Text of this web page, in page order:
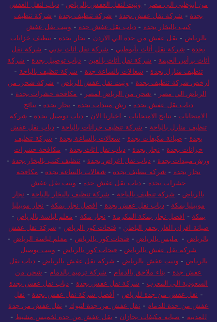
من ابوظبي الى مصر - ونيت لنقل العفش بالرياض -دباب لنقل العفش
بجدة - شركة نقل عفش بجدة - شركة تنظيف بجدة - شركة تنظيف
كنب بالبخار بجدة - دباب نقل عفش جدة - ونيت نقل عفش
بالرياض - نقل عفش من جدة الي الاردن - نجار بجدة - تنظيف خزانات
بجدة - شركة نقل أثاث بأبوظبي - شركة نقل اثاث بدبي - شركة نقل
أثاث برأس الخيمة - شركة نقل أثاث بالعين - دباب توصيل بجدة - شركة
تنظيف منازل بجدة - شغالات بالساعة جدة - شركة تنظيف بالباحة -
ارخص شركة تنظيف بجدة - ونيت نقل عفش الرياض - شركة شحن من
الرياض الي مصر - شحن من الرياض لمصر - مكافحة حشرات بجدة -
دباب نقل عفش بجدة - رش مبيدات بجدة - نجار بجدة - نتائج
الامتحانات - نتايج الامتحانات - اخبارنا الان - دباب توصيل بجدة - شركة
تنظيف منازل بالباحة - شركة تنظيف خزانات بالباحة - دباب نقل عفش
بجدة - صيانة مكيفات بجدة - شغالات بالساعة بجدة - شركة تنظيف
خزانات بجدة - نجار بجدة - دباب نقل اثاث بجدة - مكافحة حشرات
ورش مبيدات بجدة -دباب نقل اغراض بجدة -تنظيف كنب بالبخار بجدة -
نجار بجدة - شركة تنظيف بجدة - شغالات بالساعة بجدة - مكافحة
حشرات بجدة - دباب نقل عفش جده - ونيت نقل عفش
بالرياض - شركة تنظيف بالباحة - شركة تنظيف بالبخار بالباحة - نجار
موبيليا بمكة -دباب نقل عفش بجدة - افضل نجار بمكة - نجار موبيليا
بمكة - افضل نجار بمكة المكرمة - نجار مكة - معلم لياسة بالرياض -
صيانة افران الغاز بحفر الباطن - فتحات كور الرياض - شركة نقل عفش
بالرياض - مليس بالرياض - فتحات كور بالرياض - معلم لياسة الرياض -
شركة نقل عفش بالرياض - فتحات كور بالرياض - ونيت توصيل
بالرياض - ونيت عفش بالرياض - شركة نقل عفش بالرياض -دباب نقل
عفش جدة - بناء ملاحق بالدمام - شركة ترميم بالدمام - شحن من
السعودية الى المغرب - شركة نقل عفش بجدة - دباب نقل عفش بجدة
- نقل عفش من جدة للرياض - أفضل شركة نقل عفش بجدة - نقل
عفش من جدة للدمام - نقل عفش من جدة لتبوك - نقل عفش من جدة
للمدينة - صيانة مكيفات بجازان - نقل عفش من جدة لخميس مشيط -